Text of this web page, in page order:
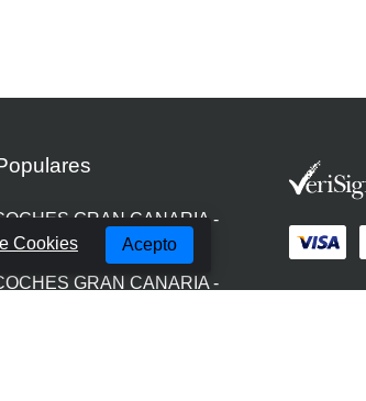
GRAN CANARIA -
GRAN CANARIA -
Cookies Acepto